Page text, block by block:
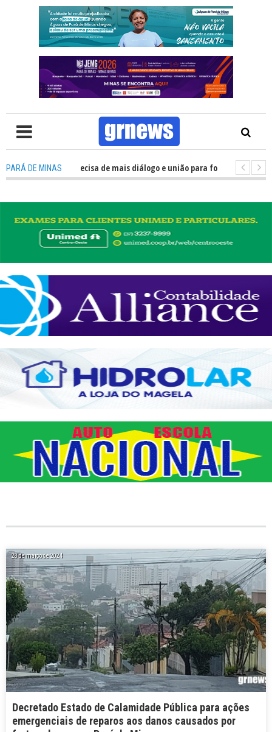
PARÁ DE MINAS
TV: Política precisa de mais diálogo e união para fortalecer Minas e
28 de março de 2024
Decretado Estado de Calamidade Pública para ações
emergenciais de reparos aos danos causados por